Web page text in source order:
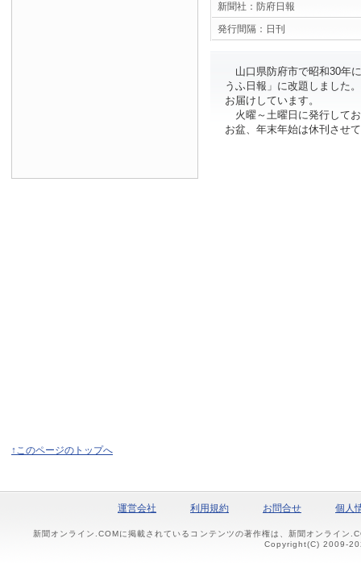
新聞社： 防府日報
発行間隔： 日刊
山口県防府市で昭和30年
うふ日報」に改題しました
お届けしています。
火曜～土曜日に発行して
お盆、年末年始は休刊させ
↑このページのトップへ
運営会社 利用規約 お問合せ 個人
新聞オンライン.COMに掲載されているコンテンツの著作権は、新聞オンライン
Copyright(C) 2009-